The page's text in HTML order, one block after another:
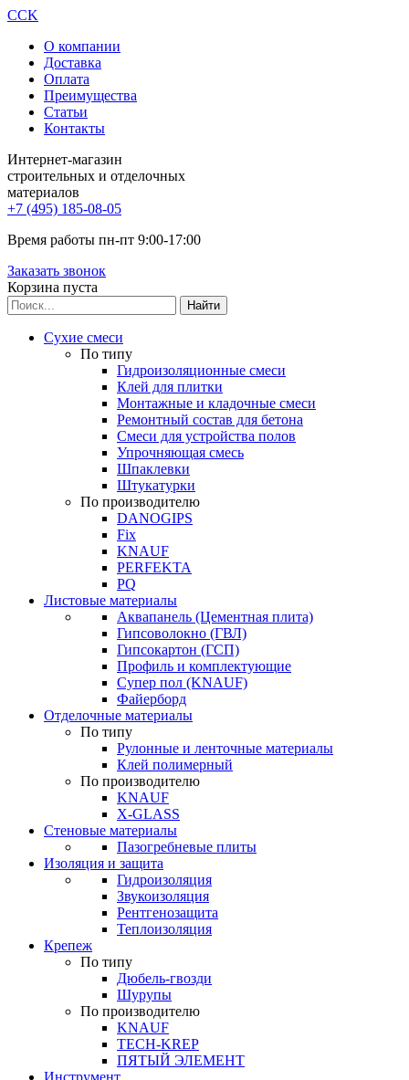
CCK
О компании
Доставка
Оплата
Преимущества
Статьи
Контакты
Интернет-магазин
строительных и отделочных
материалов
+7 (495) 185-08-05
Время работы пн-пт 9:00-17:00
Заказать звонок
Корзина пуста
Сухие смеси
По типу
Гидроизоляционные смеси
Клей для плитки
Монтажные и кладочные смеси
Ремонтный состав для бетона
Смеси для устройства полов
Упрочняющая смесь
Шпаклевки
Штукатурки
По производителю
DANOGIPS
Fix
KNAUF
PERFEKTA
PQ
Листовые материалы
Аквапанель (Цементная плита)
Гипсоволокно (ГВЛ)
Гипсокартон (ГСП)
Профиль и комплектующие
Супер пол (KNAUF)
Файерборд
Отделочные материалы
По типу
Рулонные и ленточные материалы
Клей полимерный
По производителю
KNAUF
X-GLASS
Стеновые материалы
Пазогребневые плиты
Изоляция и защита
Гидроизоляция
Звукоизоляция
Рентгенозащита
Теплоизоляция
Крепеж
По типу
Дюбель-гвозди
Шурупы
По производителю
KNAUF
TECH-KREP
ПЯТЫЙ ЭЛЕМЕНТ
Инструмент